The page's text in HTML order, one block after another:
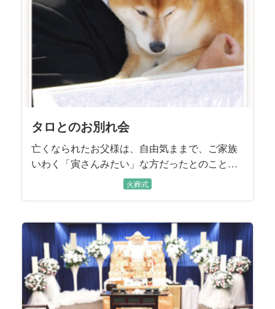
限られた時間の中で、これまで伝えきれなかっ
た賛辞と感謝をまっすぐに届けるお別れとなり
タロとのお別れ会
亡くなられたお父様は、自由気ままで、ご家族
いわく「寅さんみたい」な方だったとのこと。
愛犬・タロをわが子のようにかわいがり、長い
入院中も「タロは元気か？」とずっと会いたが
火葬式